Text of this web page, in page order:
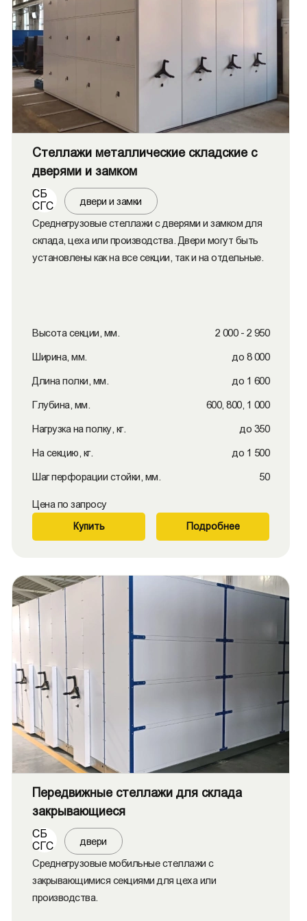
Стеллажи металлические складские с
дверями и замком
СБ
СГС
двери и замки
Среднегрузовые стеллажи с дверями и замком для
склада, цеха или производства. Двери могут быть
установлены как на все секции, так и на отдельные.
Высота секции, мм. 2 000 - 2 950
Ширина, мм. до 8 000
Длина полки, мм. до 1 600
Глубина, мм. 600, 800, 1 000
Нагрузка на полку, кг. до 350
На секцию, кг. до 1 500
Шаг перфорации стойки, мм. 50
Цена по запросу
Купить Подробнее
Передвижные стеллажи для склада
закрывающиеся
СБ
СГС
двери
Среднегрузовые мобильные стеллажи с
закрывающимися секциями для цеха или
производства.